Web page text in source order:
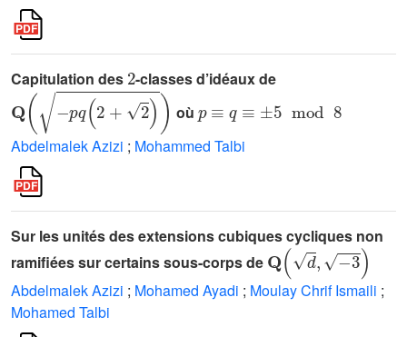
Capitulation des -classes d’idéaux de
(-p q(2+2))
où
mod
Abdelmalek Azizi ; Mohammed Talbi
Sur les unités des extensions cubiques cycliques non
ramifiées sur certains sous-corps de
Q(d,-3)
Abdelmalek Azizi ; Mohamed Ayadi ; Moulay Chrif Ismaili ;
Mohamed Talbi